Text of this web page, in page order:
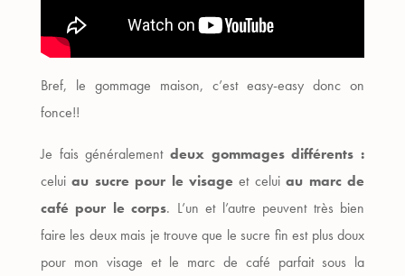
Bref, le gommage maison, c’est easy-easy donc on
fonce!!
Je fais généralement deux gommages différents :
celuiau sucre pour le visage et celuiau marc de
café pour le corps. L’un et l’autre peuvent très bien
faire les deux mais je trouve que le sucre fin est plus doux
pour mon visage et le marc de café parfait sous la